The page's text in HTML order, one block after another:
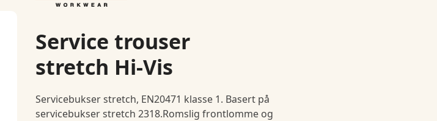
Service trouser
stretch Hi-Vis
Servicebukser stretch, EN20471 klasse 1. Basert på
servicebukser stretch 2318.Romslig frontlomme og